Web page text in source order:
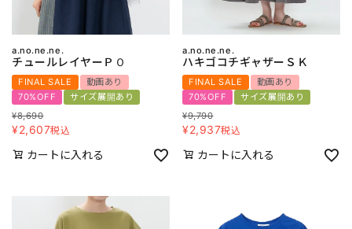
a.no.ne.ne.
チュールレイヤーＰＯ
FINAL SALE
動画あり
70%OFF
サイズ展開あり
¥8,690
¥2,607税込
カートに入れる
a.no.ne.ne.
ハキゴコチギャザーＳＫ
FINAL SALE
動画あり
70%OFF
サイズ展開あり
¥9,790
¥2,937税込
カートに入れる